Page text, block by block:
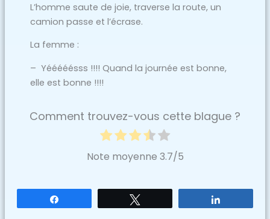
L’homme saute de joie, traverse la route, un
camion passe et l’écrase.
La femme :
– Yééééésss !!!! Quand la journée est bonne,
elle est bonne !!!!
Comment trouvez-vous cette blague ?
Note moyenne 3.7/5